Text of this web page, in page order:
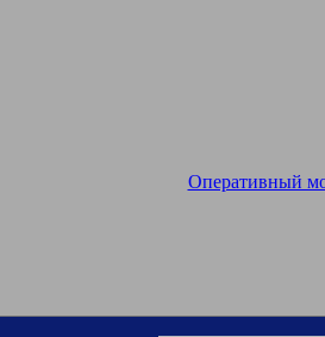
Оперативный